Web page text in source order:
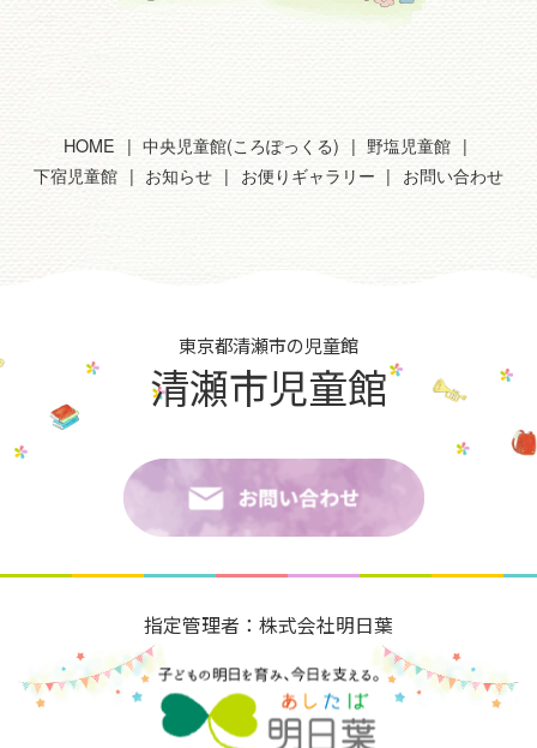
HOME 中央児童館(ころぽっくる)
野塩児童館
下宿児童館
お知らせ お便りギャラリー お問い合わせ
東京都清瀬市の児童館
清瀬市児童館
指定管理者：株式会社明日葉